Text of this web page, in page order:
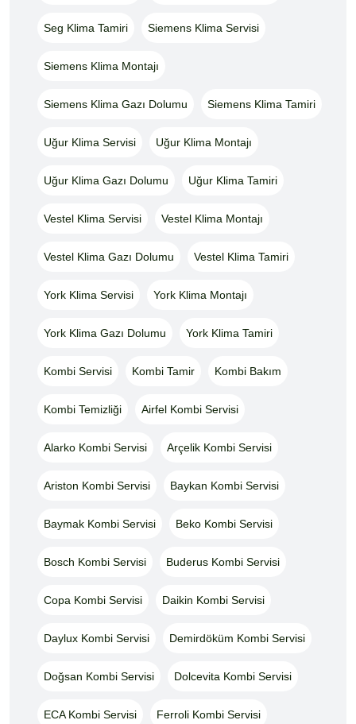
Seg Klima Tamiri Siemens Klima Servisi
Siemens Klima Montajı
Siemens Klima Gazı Dolumu Siemens Klima Tamiri
Uğur Klima Servisi Uğur Klima Montajı
Uğur Klima Gazı Dolumu Uğur Klima Tamiri
Vestel Klima Servisi Vestel Klima Montajı
Vestel Klima Gazı Dolumu Vestel Klima Tamiri
York Klima Servisi York Klima Montajı
York Klima Gazı Dolumu York Klima Tamiri
Kombi Servisi Kombi Tamir Kombi Bakım
Kombi Temizliği Airfel Kombi Servisi
Alarko Kombi Servisi Arçelik Kombi Servisi
Ariston Kombi Servisi Baykan Kombi Servisi
Baymak Kombi Servisi Beko Kombi Servisi
Bosch Kombi Servisi Buderus Kombi Servisi
Copa Kombi Servisi Daikin Kombi Servisi
Daylux Kombi Servisi Demirdöküm Kombi Servisi
Doğsan Kombi Servisi Dolcevita Kombi Servisi
ECA Kombi Servisi Ferroli Kombi Servisi